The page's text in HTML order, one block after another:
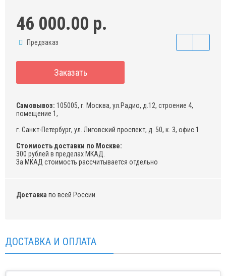
46 000.00 р.
Предзаказ
Заказать
Самовывоз: 105005, г. Москва, ул.Радио, д.12, строение 4,
помещение 1,
г. Санкт-Петербург, ул. Лиговский проспект, д. 50, к. 3, офис 1
Стоимость доставки по Москве:
300 рублей в пределах МКАД.
За МКАД стоимость рассчитывается отдельно
Доставка по всей России.
ДОСТАВКА И ОПЛАТА